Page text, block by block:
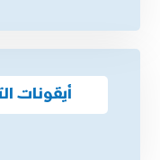
أيقونات